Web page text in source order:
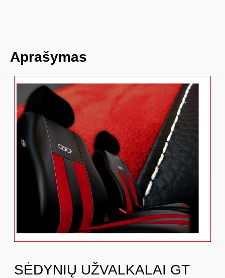
Aprašymas
SĖDYNIŲ UŽVALKALAI GT